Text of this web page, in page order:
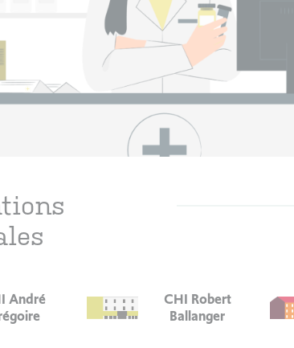
André
CHI Robert
Ballanger